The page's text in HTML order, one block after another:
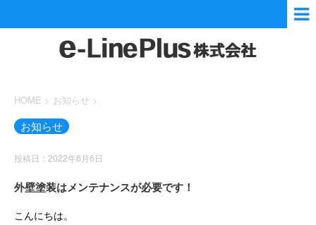
HOME > お知らせ >
お知らせ
投稿日：2022年6月6日
外壁塗装はメンテナンスが必要です！
こんにちは。